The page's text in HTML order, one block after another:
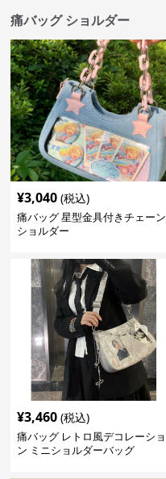
痛バッグ ショルダー
¥3,040 (税込)
痛バッグ 星型金具付きチェーン
ショルダー
¥3,460 (税込)
痛バッグ レトロ風デコレーショ
ン ミニショルダーバッグ